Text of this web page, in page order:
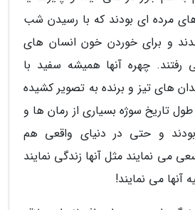
مرده ای بودند که با رسیدن شب
و برای خوردن خون انسان های
رفتند. چهره آنها همیشه سفید با
های تیز و برنده به تصویر کشیده
تاریخ سوژه بسیاری از رمان ها و
و حتی در دنیای واقعی هم
می نمایند مثل آنها زندگی نمایند
آنها می نمایند!